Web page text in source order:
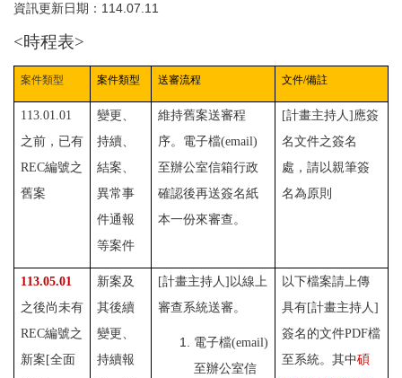
資訊更新日期：114.07.11
<時程表>
案件類型 案件類型 送審流程 文件/備註
113.01.01
之前，已有
REC編號之
舊案
變更、
持續、
結案、
異常事
件通報
等案件
維持舊案送審程
序。 電子檔(email)
至辦公室信箱行政
確認後再送簽名紙
本一份來審查。
[計畫主持人]應簽
名文件之簽名
處，請以親筆簽
名為原則
113.05.01
之後尚未有
REC編號之
新案[全面
新案及
其後續
變更、
持續報
[計畫主持人]以線上
審查系統送審。
電子檔(email)
至辦公室信
以下檔案請上傳
具有[計畫主持人]
簽名的文件PDF檔
至系統。其中碩